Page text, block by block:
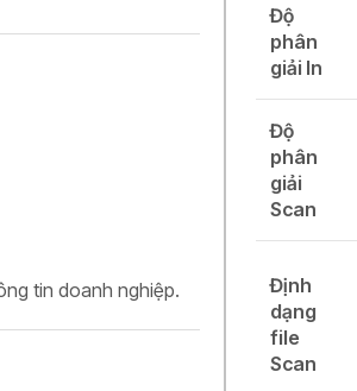
tin doanh nghiệp.
Độ
phân
giải In
Độ
phân
giải
Scan
Định
dạng
file
Scan